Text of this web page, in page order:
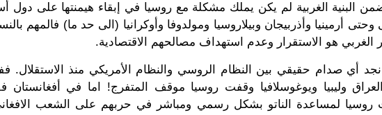
البنية الغربية لم يكن يملك مشكلة مع روسيا في إبقاء هيمنتها على دول
أرمينيا وأذربيجان وبيلاروسيا ومولدوفا وأوكرانيا (الى حد ما) فالمهم
الغربي هو الاستقرار وعدم استهداف مصالحهم الاقتصادية.
نجد أي صدام حقيقي بين النظام الروسي والنظام الأمريكي منذ الاستقلال.
وليبيا ويوغوسلافيا وقفت روسيا موقف المتفرج! اما في أفغانستان
روسيا لمساعدة الناتو بشكل رسمي ومباشر في حربهم على الشعب